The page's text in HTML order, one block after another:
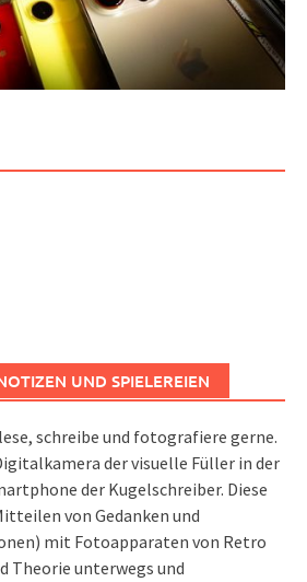
UND SPIELEREIEN
schreibe und fotografiere gerne.
der visuelle Füller in der
der Kugelschreiber. Diese
von Gedanken und
mit Fotoapparaten von Retro
Theorie unterwegs und